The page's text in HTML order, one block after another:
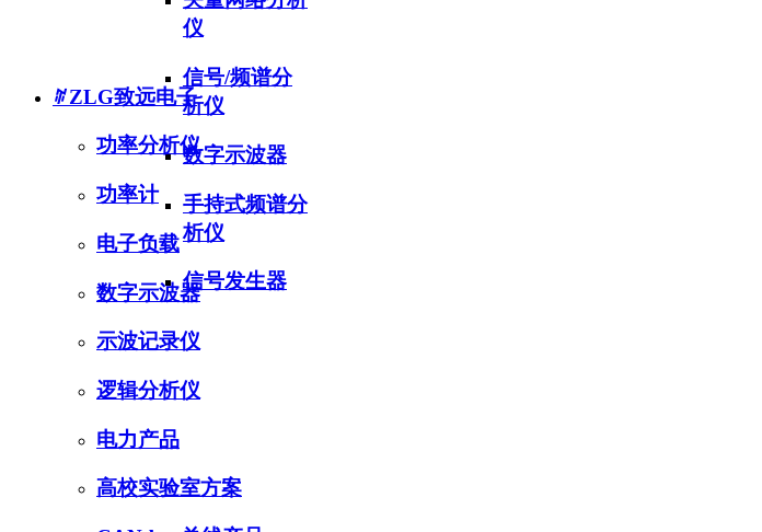
仪
信号/频谱分
析仪
数字示波器
手持式频谱分
析仪
信号发生器
ꄶ ZLG致远电子
功率分析仪
功率计
电子负载
数字示波器
示波记录仪
逻辑分析仪
电力产品
高校实验室方案